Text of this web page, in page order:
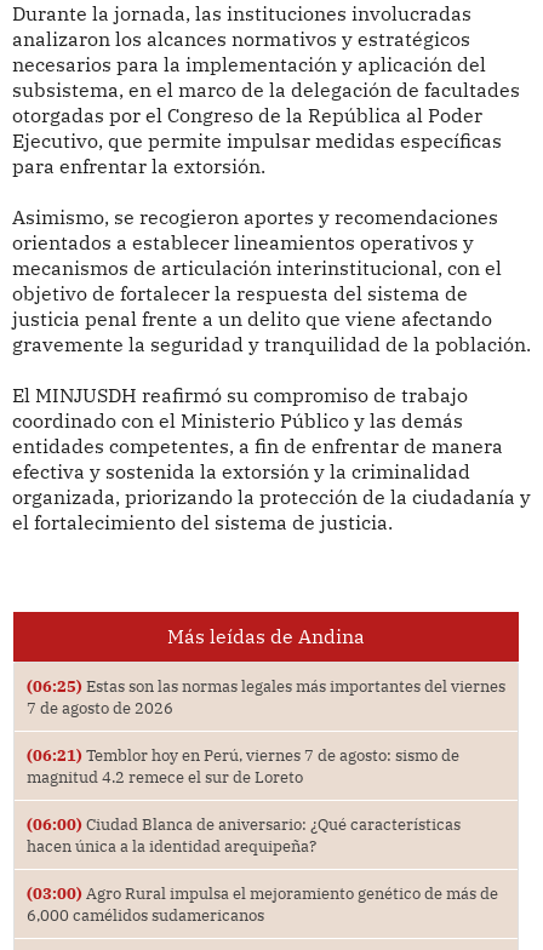
Durante la jornada, las instituciones involucradas
analizaron los alcances normativos y estratégicos
necesarios para la implementación y aplicación del
subsistema, en el marco de la delegación de facultades
otorgadas por el Congreso de la República al Poder
Ejecutivo, que permite impulsar medidas específicas
para enfrentar la extorsión.
Asimismo, se recogieron aportes y recomendaciones
orientados a establecer lineamientos operativos y
mecanismos de articulación interinstitucional, con el
objetivo de fortalecer la respuesta del sistema de
justicia penal frente a un delito que viene afectando
gravemente la seguridad y tranquilidad de la población.
El MINJUSDH reafirmó su compromiso de trabajo
coordinado con el Ministerio Público y las demás
entidades competentes, a fin de enfrentar de manera
efectiva y sostenida la extorsión y la criminalidad
organizada, priorizando la protección de la ciudadanía y
el fortalecimiento del sistema de justicia.
Más leídas de Andina
(06:25) Estas son las normas legales más importantes del viernes
7 de agosto de 2026
(06:21) Temblor hoy en Perú, viernes 7 de agosto: sismo de
magnitud 4.2 remece el sur de Loreto
(06:00) Ciudad Blanca de aniversario: ¿Qué características
hacen única a la identidad arequipeña?
(03:00) Agro Rural impulsa el mejoramiento genético de más de
6,000 camélidos sudamericanos